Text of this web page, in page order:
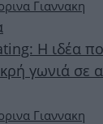
Γιαννακη
Η ιδέα
γωνιά σε
Γιαννακη